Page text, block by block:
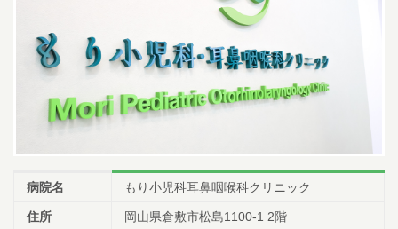
病院名 もり小児科耳鼻咽喉科クリニック
住所 岡山県倉敷市松島1100-1 2階